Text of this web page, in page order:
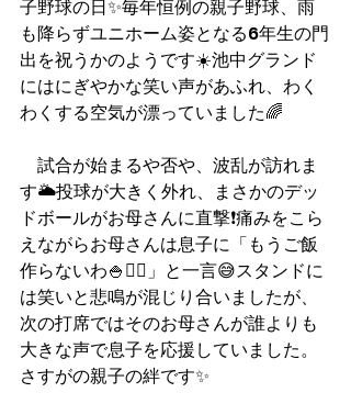
子野球の日✨毎年恒例の親子野球、雨
も降らずユニホーム姿となる6年生の門
出を祝うかのようです☀️池中グランド
にはにぎやかな笑い声があふれ、わく
わくする空気が漂っていました🌈
試合が始まるや否や、波乱が訪れま
す🌥️投球が大きく外れ、まさかのデッ
ドボールがお母さんに直撃❗️痛みをこら
えながらお母さんは息子に「もうご飯
作らないわ🍚🙅‍♀️」と一言😅スタンドに
は笑いと悲鳴が混じり合いましたが、
次の打席ではそのお母さんが誰よりも
大きな声で息子を応援していました。
さすがの親子の絆です✨